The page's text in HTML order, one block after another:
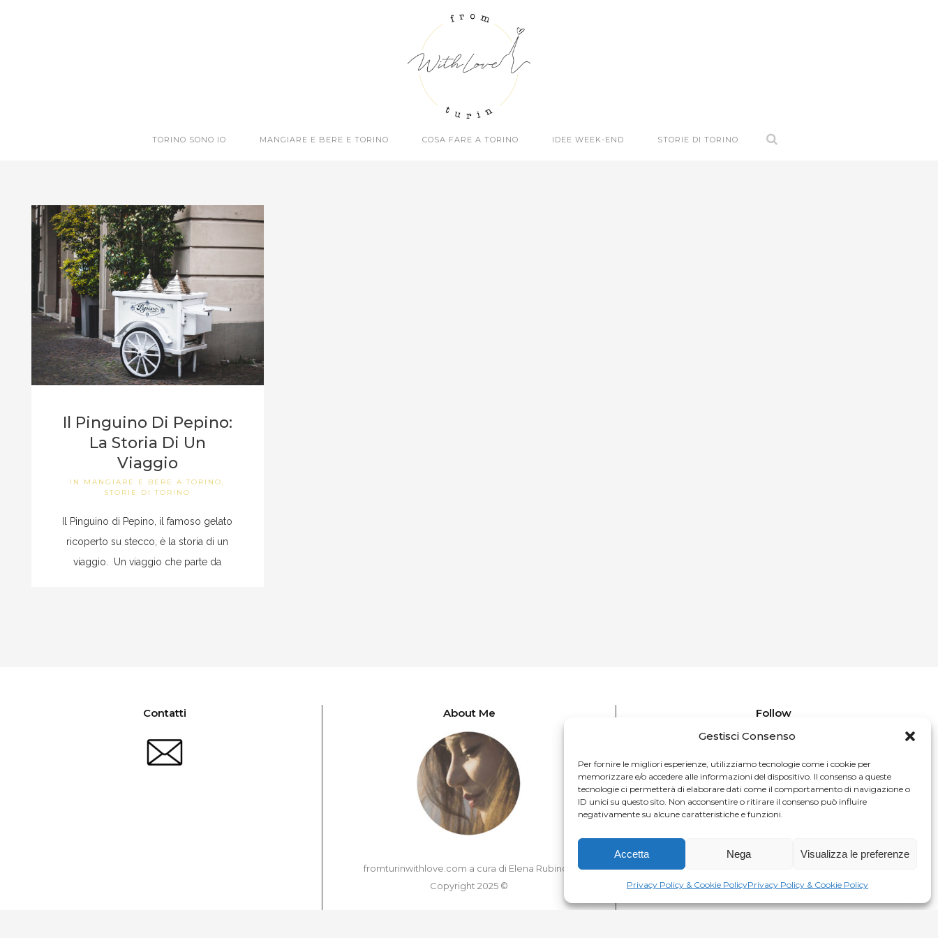
Gestisci Consenso
Per fornire le migliori esperienze, utilizziamo tecnologie come i cookie per
memorizzare e/o accedere alle informazioni del dispositivo. Il consenso a queste
tecnologie ci permetterà di elaborare dati come il comportamento di navigazione o
ID unici su questo sito. Non acconsentire o ritirare il consenso può influire
negativamente su alcune caratteristiche e funzioni.
Accetta Nega Visualizza le preferenze
Privacy Policy & Cookie PolicyPrivacy Policy & Cookie Policy
TORINO SONO IO MANGIARE E BERE E TORINO COSA FARE A TORINO IDEE WEEK-END STORIE DI TORINO
Il Pinguino Di Pepino:
La Storia Di Un
Viaggio
IN MANGIARE E BERE A TORINO,
STORIE DI TORINO
Il Pinguino di Pepino, il famoso gelato
ricoperto su stecco, è la storia di un
viaggio. Un viaggio che parte da
Contatti About Me
fromturinwithlove.com a cura di Elena Rubino –
Copyright 2025 ©
Follow